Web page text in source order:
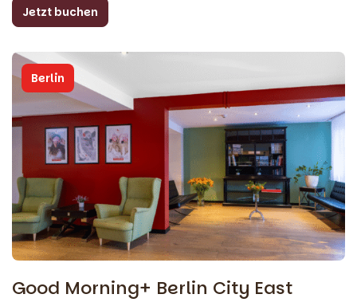
Jetzt buchen
Berlin
Good Morning+ Berlin City East